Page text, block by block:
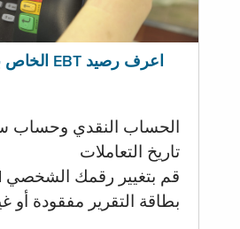
اعرف رصيد EBT الخاص بك
الحساب النقدي وحساب
تاريخ التعاملات
قم بتغيير رقمك الشخصي PIN
بطاقة التقرير مفقودة أو